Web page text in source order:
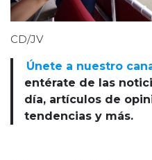
CD/JV
Únete a nuestro
entérate de las
día, artículos de
tendencias y más.